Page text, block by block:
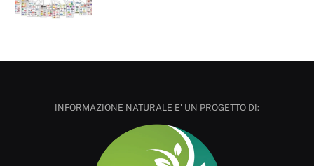
INFORMAZIONE NATURALE E' UN PROGETTO DI: